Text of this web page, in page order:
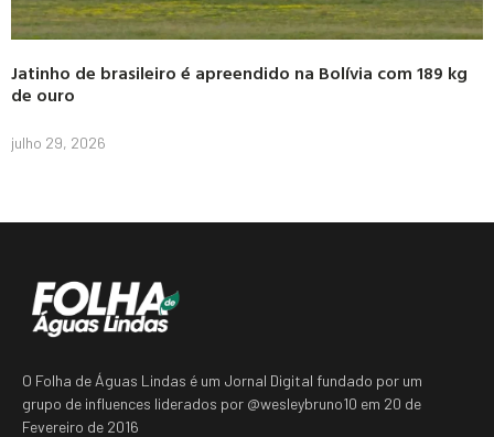
Jatinho de brasileiro é apreendido na Bolívia com 189 kg
de ouro
julho 29, 2026
O Folha de Águas Lindas é um Jornal Digital fundado por um
grupo de influences liderados por @wesleybruno10 em 20 de
Fevereiro de 2016